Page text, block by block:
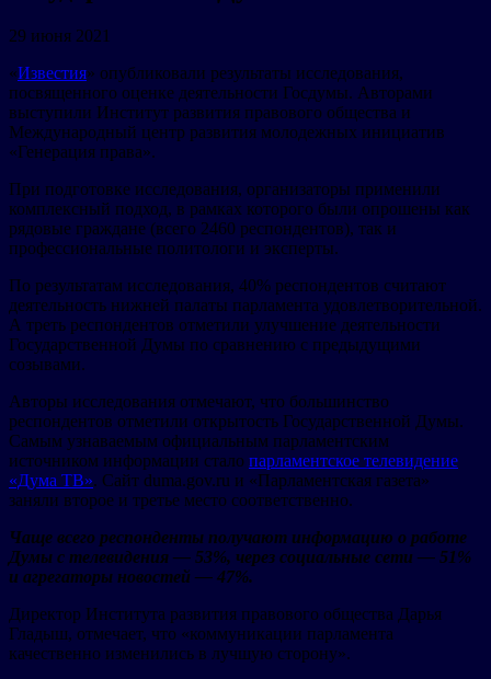
29 июня 2021
«Известия» опубликовали результаты исследования,
посвященного оценке деятельности Госдумы. Авторами
выступили Институт развития правового общества и
Международный центр развития молодежных инициатив
«Генерация права».
При подготовке исследования, организаторы применили
комплексный подход, в рамках которого были опрошены как
рядовые граждане (всего 2460 респондентов), так и
профессиональные политологи и эксперты.
По результатам исследования, 40% респондентов считают
деятельность нижней палаты парламента удовлетворительной.
А треть респондентов отметили улучшение деятельности
Государственной Думы по сравнению с предыдущими
созывами.
Авторы исследования отмечают, что большинство
респондентов отметили открытость Государственной Думы.
Самым узнаваемым официальным парламентским
источником информации стало парламентское телевидение
«Дума ТВ». Сайт duma.gov.ru и «Парламентская газета»
заняли второе и третье место соответственно.
Чаще всего респонденты получают информацию о работе
Думы с телевидения — 53%, через социальные сети — 51%
и агрегаторы новостей — 47%.
Директор Института развития правового общества Дарья
Гладыш, отмечает, что «коммуникации парламента
качественно изменились в лучшую сторону».